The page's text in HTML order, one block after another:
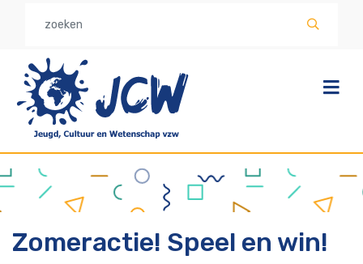
inhoud
Zomeractie! Speel en win!